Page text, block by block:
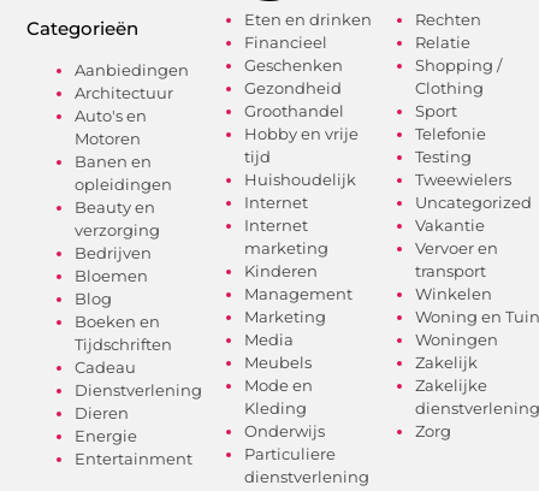
Categorieën
Aanbiedingen
Architectuur
Auto's en
Motoren
Banen en
opleidingen
Beauty en
verzorging
Bedrijven
Bloemen
Blog
Boeken en
Tijdschriften
Cadeau
Dienstverlening
Dieren
Energie
Entertainment
Eten en drinken
Financieel
Geschenken
Gezondheid
Groothandel
Hobby en vrije
tijd
Huishoudelijk
Internet
Internet
marketing
Kinderen
Management
Marketing
Media
Meubels
Mode en
Kleding
Onderwijs
Particuliere
dienstverlening
Rechten
Relatie
Shopping /
Clothing
Sport
Telefonie
Testing
Tweewielers
Uncategorized
Vakantie
Vervoer en
transport
Winkelen
Woning en Tuin
Woningen
Zakelijk
Zakelijke
dienstverlening
Zorg